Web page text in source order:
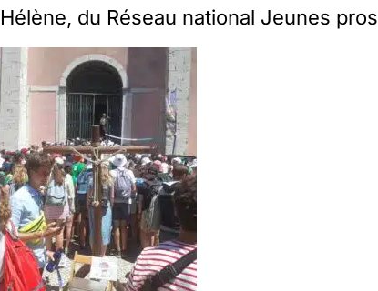
Hélène, du Réseau national Jeunes pros